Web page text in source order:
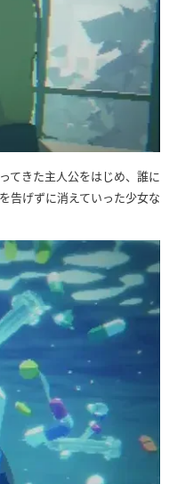
てきた主人公をはじめ、誰に
告げずに消えていった少女な